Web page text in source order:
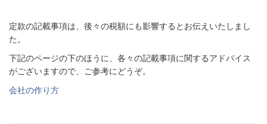
定款の記載事項は、後々の税額にも影響するとお伝えいたしまし
た。
下記のページの下のほうに、各々の記載事項に関するアドバイス
がございますので、ご参考にどうぞ。
会社の作り方